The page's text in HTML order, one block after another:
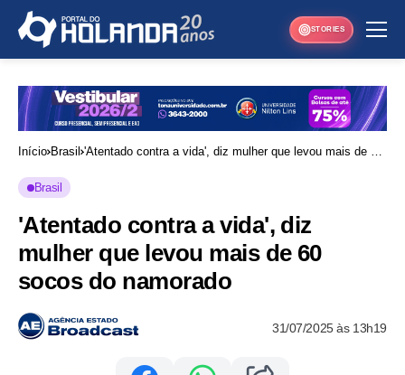
STORIES
Início Brasil 'Atentado contra a vida', diz mulher que levou mais de 60
Brasil
'Atentado contra a vida', diz
mulher que levou mais de 60
socos do namorado
31/07/2025 às 13h19